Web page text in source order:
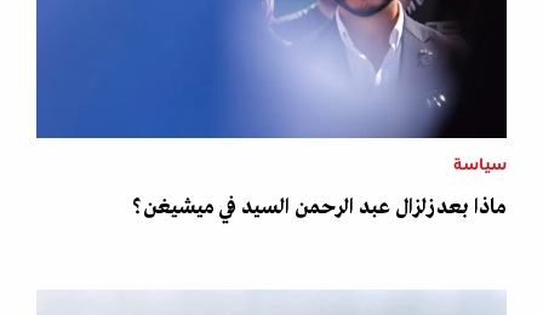
سياسة
ماذا بعد زلزال عبد الرحمن السيد في ميشيغن؟